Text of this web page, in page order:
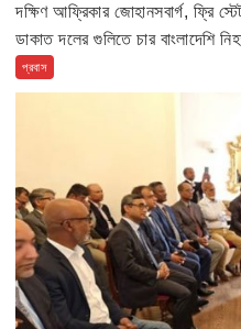
দক্ষিণ আফ্রিকার জোহানসবার্গ, ফ্রি
ডাকাত দলের গুলিতে চার বাংলাদেশি
প্রবাস